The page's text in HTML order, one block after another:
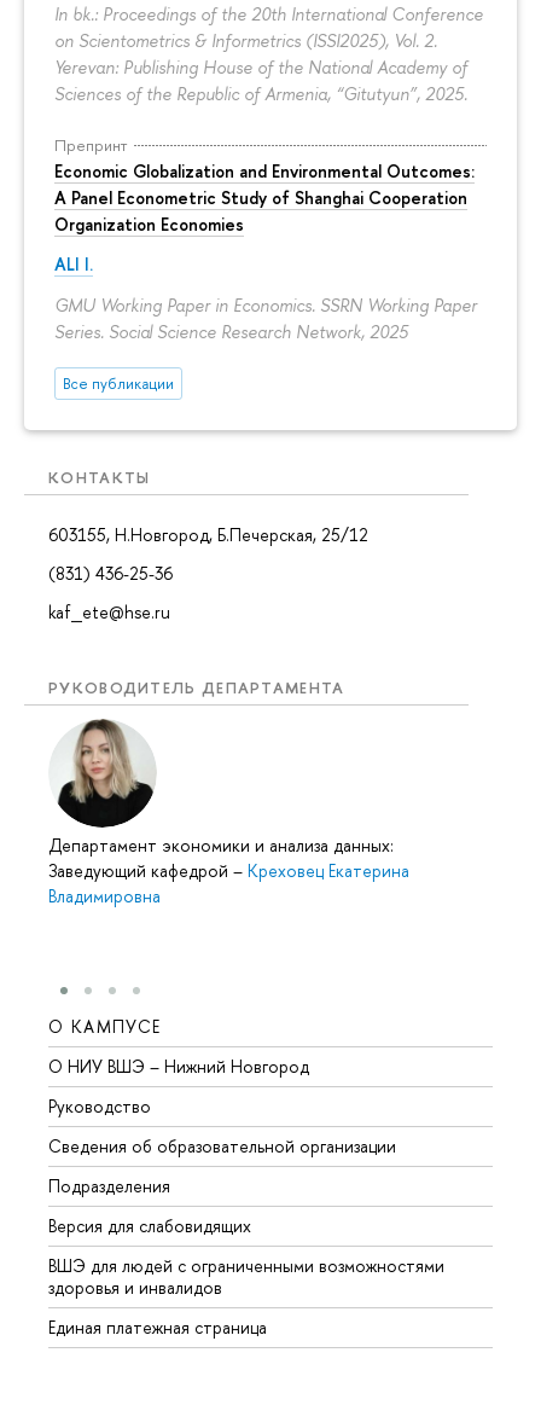
In bk.: Proceedings of the 20th International Conference
on Scientometrics & Informetrics (ISSI2025), Vol. 2.
Yerevan: Publishing House of the National Academy of
Sciences of the Republic of Armenia, “Gitutyun”, 2025.
Препринт
Economic Globalization and Environmental Outcomes:
A Panel Econometric Study of Shanghai Cooperation
Organization Economies
ALI I.
GMU Working Paper in Economics. SSRN Working Paper
Series. Social Science Research Network, 2025
Все публикации
КОНТАКТЫ
603155, Н.Новгород, Б.Печерская, 25/12
(831) 436-25-36
kaf_ete@hse.ru
РУКОВОДИТЕЛЬ ДЕПАРТАМЕНТА
Департамент экономики и анализа данных:
Заведующий кафедрой – Креховец Екатерина
Владимировна
О КАМПУСЕ
О НИУ ВШЭ – Нижний Новгород
Руководство
Сведения об образовательной организации
Подразделения
Версия для слабовидящих
ВШЭ для людей с ограниченными возможностями
здоровья и инвалидов
Единая платежная страница